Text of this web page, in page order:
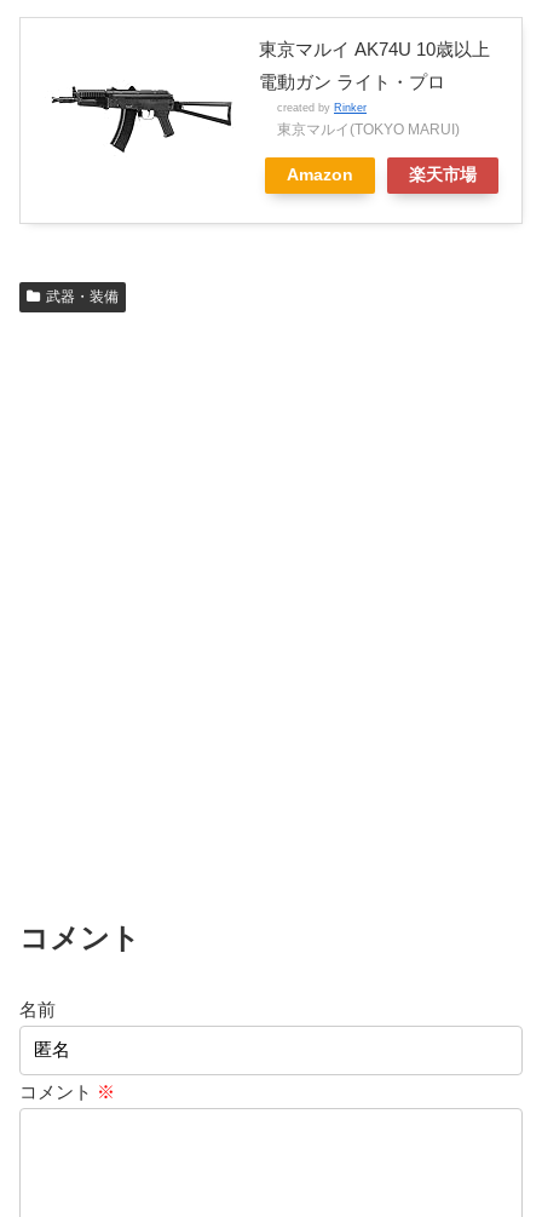
東京マルイ AK74U 10歳以上
電動ガン ライト・プロ
created by Rinker
東京マルイ(TOKYO MARUI)
Amazon 楽天市場
武器・装備
コメント
名前
コメント ※